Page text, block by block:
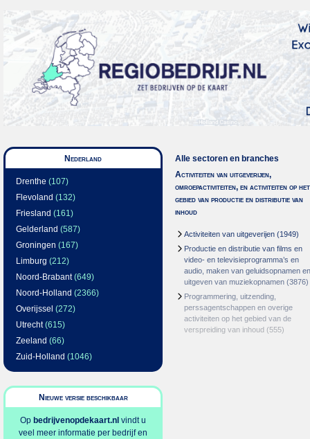
Nederland
Drenthe (107)
Flevoland (132)
Friesland (161)
Gelderland (587)
Groningen (167)
Limburg (212)
Noord-Brabant(649)
Noord-Holland (2366)
Overijssel (272)
Utrecht(615)
Zeeland (66)
Zuid-Holland (1046)
Nieuwe versie beschikbaar
Op bedrijvenopdekaart.nl vindt u
veel meer informatie per bedrijf en
Alle sectoren en branches
Activiteiten van uitgeverijen,
omroepactiviteiten, en activiteiten op het
gebied van productie en distributie van
inhoud
Activiteiten van uitgeverijen (1949)
Productie en distributie van films en
video- en televisieprogramma’s en
audio, maken van geluidsopnamen en
uitgeven van muziekopnamen (3876)
Programmering, uitzending,
perssagentschappen en overige
activiteiten op het gebied van de
verspreiding van inhoud (555)